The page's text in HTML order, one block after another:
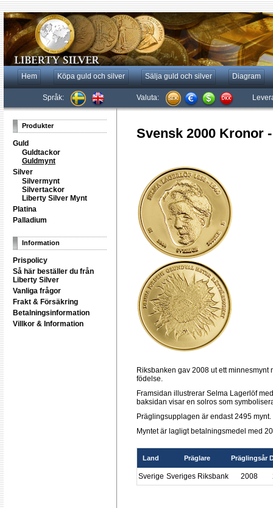
Hem Köpa guld och silver Sälja guld och silver Diagram
Språk: Valuta:
Produkter
Guld
Guldtackor
Guldmynt
Silver
Silvermynt
Silvertackor
Liberty Silver Mynt
Platina
Palladium
Information
Prispolicy
Så här beställer du från
Liberty Silver
Vanliga frågor
Frakt & Försäkring
Betalningsinformation
Villkor & Information
Svensk 2000 Kronor
Riksbanken gav 2008 ut ett
födelse.
Framsidan illustrerar Selma Lagerlöf
baksidan visar en solros som
Präglingsupplagen är endast 2495 mynt.
Myntet är lagligt betalningsmedel med
Land Präglare Präglingsår
Sverige Sveriges Riksbank 2008